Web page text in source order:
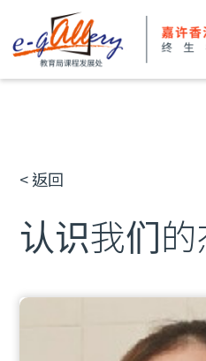
< 返回
认识我们